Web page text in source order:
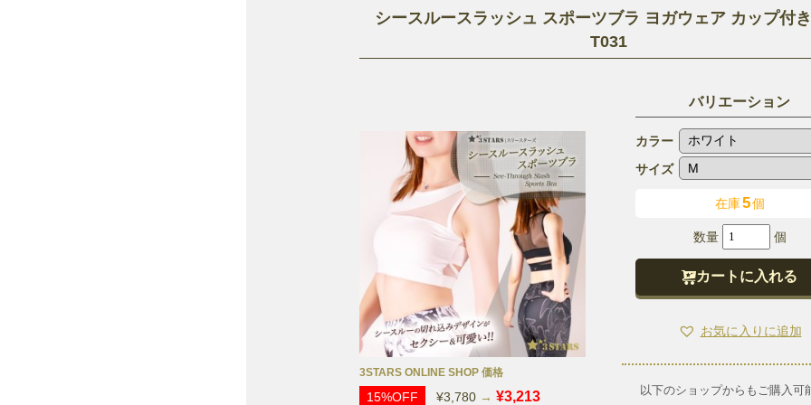
シースルースラッシュ スポーツブラ ヨガウェア カップ付
T031
3STARS ONLINE SHOP 価格
15%OFF ¥3,780 → ¥3,213
バリエーション
カラー
サイズ
在庫5個
ー
ス
ー
ス
ラ
カートに入れる
お気に入りに追加
以下のショップからもご購入可